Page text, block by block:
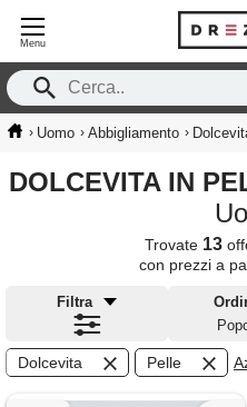
Menu
› Uomo › Abbigliamento ›
DOLCEVITA IN
Trovate 13
con prezzi a
Filtra
Dolcevita Pelle